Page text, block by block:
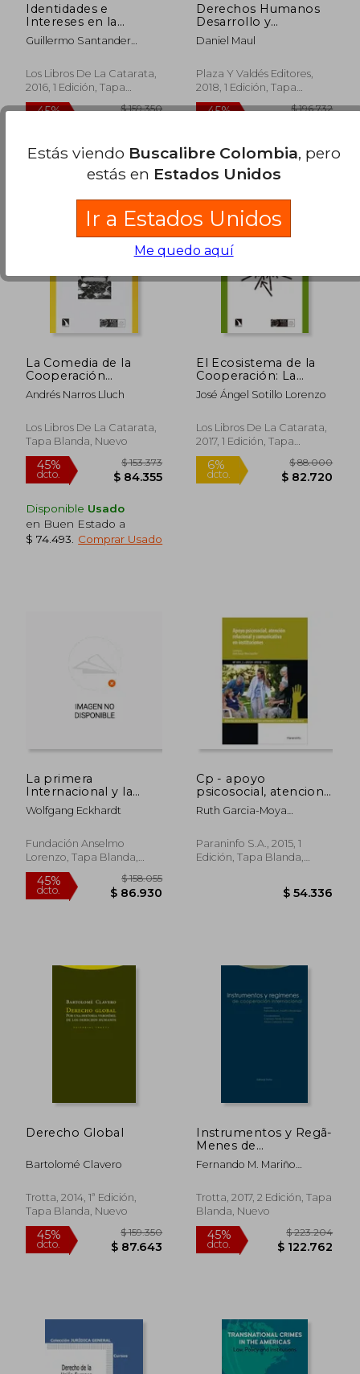
dcto. $ 520.933 dcto. $
Identidades e
Intereses en la
Cooperación Sur-Sur:
Los Casos de Chile,
(Los Libros de la
Catarata)
Guillermo Santander
Los Libros De La Catarata,
2016, 1 Edición, Tapa
Blanda, Nuevo
45%
dcto. $ 87.643
Derechos Humanos
Desarrollo y
Descolonización: La
Organización
Trabajo Entre 1940 y
1970
Daniel Maul
Plaza Y Valdés Editores,
2018, 1 Edición, Tapa
Blanda, Nuevo
La Comedia de la
Cooperación
Internacional:
Historias Etnográficas
Sostenibilidad en la
Isla de Camiguin
Andrés Narros Lluch
Los Libros De La Catarata,
Tapa Blanda, Nuevo
Disponible Usado
en Buen Estado a
$ 74.493
Comprar Usado
El Ecosistema de la
Cooperación: La
Agenda 2030 Para el
Desarrollo Sostenible
José Ángel Sotillo Lorenzo
Los Libros De La Catarata,
2017, 1 Edición, Tapa
Blanda, Nuevo
La primera
Internacional y la
Alianza en España:
Colección de
o raros (Investigación)
Wolfgang Eckhardt
Fundación Anselmo
Lorenzo, Tapa Blanda,
Nuevo
Cp - apoyo
psicosocial, atencion
relacional y
comunicativa en
(mf1019_2) (Cp -
Certificado
Ruth Garcia-Moya
Paraninfo S.A., 2015, 1
Edición, Tapa Blanda,
Derecho Global
Bartolomé Clavero
Trotta, 2014, 1ª Edición,
Tapa Blanda, Nuevo
Instrumentos y Regã­
Menes de
Cooperaciã³N
Internacional
Fernando M. Mariño
Trotta, 2017, 2 Edición, Tapa
Blanda, Nuevo
Estás viendo Buscalibre Colombia, pero
estás en Estados Unidos
Ir a Estados Unidos
Me quedo aquí